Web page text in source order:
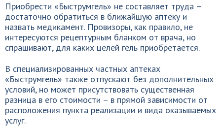
Приобрести «Быструмгель» не составляет труда –
достаточно обратиться в ближайшую аптеку и
назвать медикамент. Провизоры, как правило, не
интересуются рецептурным бланком от врача, но
спрашивают, для каких целей гель приобретается.
В специализированных частных аптеках
«Быструмгель» также отпускают без дополнительных
условий, но может присутствовать существенная
разница в его стоимости – в прямой зависимости от
расположения пункта реализации и вида оказываемых
услуг.